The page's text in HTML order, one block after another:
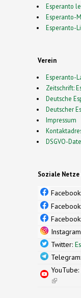
Esperanto
Esperanto-
Esperanto-
Verein
Esperanto-
Zeitschrift:
Deutsche
Deutscher
Impressum
DSGVO-
Soziale
Facebook:
Facebook:
Facebook:
Twitter:
YouTube:
(link is